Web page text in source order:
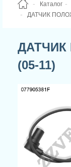
Каталог
ДАТЧИК
ДАТЧИК
(05-11)